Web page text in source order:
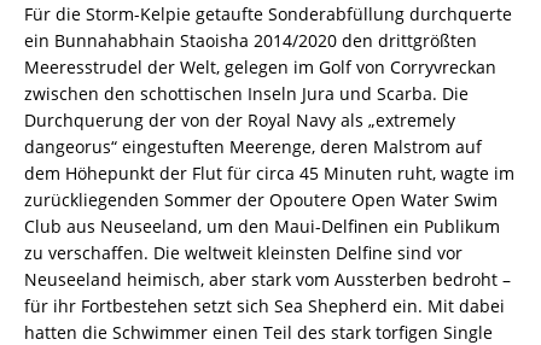
Für die Storm-Kelpie getaufte Sonderabfüllung durchquerte
ein Bunnahabhain Staoisha 2014/2020 den drittgrößten
Meeresstrudel der Welt, gelegen im Golf von Corryvreckan
zwischen den schottischen Inseln Jura und Scarba. Die
Durchquerung der von der Royal Navy als „extremely
dangeorus“ eingestuften Meerenge, deren Malstrom auf
dem Höhepunkt der Flut für circa 45 Minuten ruht, wagte im
zurückliegenden Sommer der Opoutere Open Water Swim
Club aus Neuseeland, um den Maui-Delfinen ein Publikum
zu verschaffen. Die weltweit kleinsten Delfine sind vor
Neuseeland heimisch, aber stark vom Aussterben bedroht –
für ihr Fortbestehen setzt sich Sea Shepherd ein. Mit dabei
hatten die Schwimmer einen Teil des stark torfigen Single